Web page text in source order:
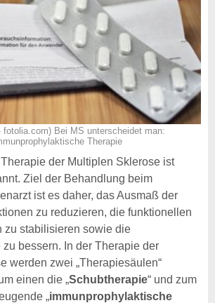
Bei MS unterscheidet man:
Therapie
der Multiplen Sklerose ist
Ziel der Behandlung beim
ist es daher, das Ausmaß der
zu reduzieren, die funktionellen
zu stabilisieren sowie die
zu bessern. In der Therapie der
werden zwei „Therapiesäulen“
einen die „Schubtherapie“ und zum
„immunprophylaktische